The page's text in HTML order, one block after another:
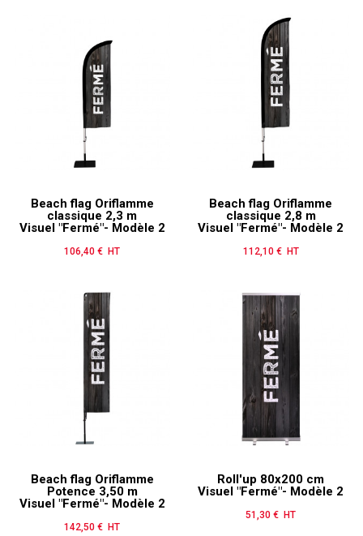
Beach flag Oriflamme
classique 2,3 m
Visuel "Fermé"- Modèle 2
Prix
106,40 € HT
Beach flag Oriflamme
classique 2,8 m
Visuel "Fermé"- Modèle 2
Prix
112,10 € HT
Beach flag Oriflamme
Potence 3,50 m
Visuel "Fermé"- Modèle 2
Prix
142,50 € HT
Roll'up 80x200 cm
Visuel "Fermé"- Modèle 2
Prix
51,30 € HT